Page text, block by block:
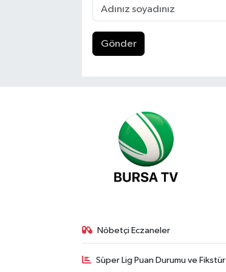
Gönder
Nöbetçi Eczaneler
Süper Lig Puan Durumu ve Fikstür